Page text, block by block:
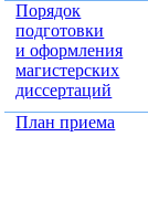
Порядок
подготовки
и оформления
магистерских
диссертаций
План приема